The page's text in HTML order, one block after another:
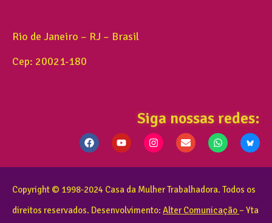
Rio de Janeiro – RJ – Brasil
Cep: 20021-180
Siga nossas redes:
Copyright © 1998-2024 Casa da Mulher Trabalhadora. Todos os
direitos reservados. Desenvolvimento: Alter Comunicação – Yta